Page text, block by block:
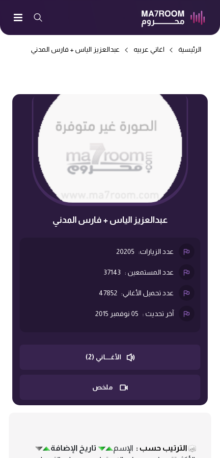
الرئيسية اغاني عربيه عبدالعزيز الياس + فارس المدني
عبدالعزيز الياس + فارس المدني
عدد الزيارات: 20205
عدد المستمعين : 37143
عدد تحميل الأغاني: 47852
آخر تحديث : 05 نوفمبر 2015
الأغــــاني (2)
ملخص
الترتيب حسب : الإسم
تاريخ الإضافة